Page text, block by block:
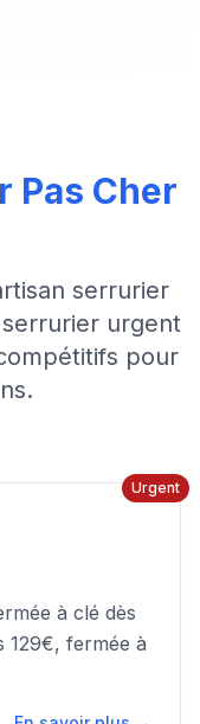
Pas Cher
serrurier
urgent
pour
Urgent
à clé dès
129€, fermée à